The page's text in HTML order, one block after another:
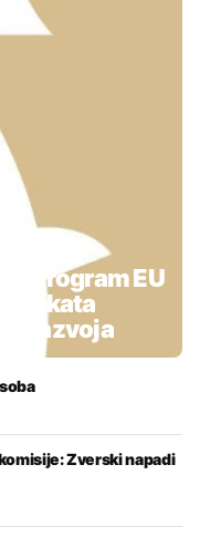
Program EU
razvoja
Zverski napadi